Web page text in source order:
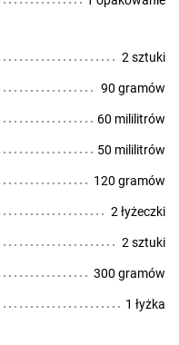
2 sztuki
90 gramów
60 mililitrów
50 mililitrów
120 gramów
2 łyżeczki
2 sztuki
300 gramów
1 łyżka